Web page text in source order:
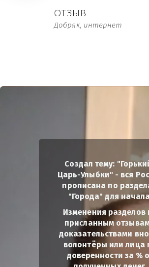
ОТЗЫВ
Добряк, интернет
Создал тему:
Царь-Улыбки" - вся
прописана по
"Города" для
Изменения разделов
присланным
доказательствами
волонтёры или лица
доверенности за %